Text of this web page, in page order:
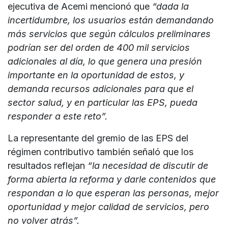
ejecutiva de Acemi mencionó que “dada la
incertidumbre, los usuarios están demandando
más servicios que según cálculos preliminares
podrían ser del orden de 400 mil servicios
adicionales al día, lo que genera una presión
importante en la oportunidad de estos, y
demanda recursos adicionales para que el
sector salud, y en particular las EPS, pueda
responder a este reto”.
La representante del gremio de las EPS del
régimen contributivo también señaló que los
resultados reflejan “la necesidad de discutir de
forma abierta la reforma y darle contenidos que
respondan a lo que esperan las personas, mejor
oportunidad y mejor calidad de servicios, pero
no volver atrás”.